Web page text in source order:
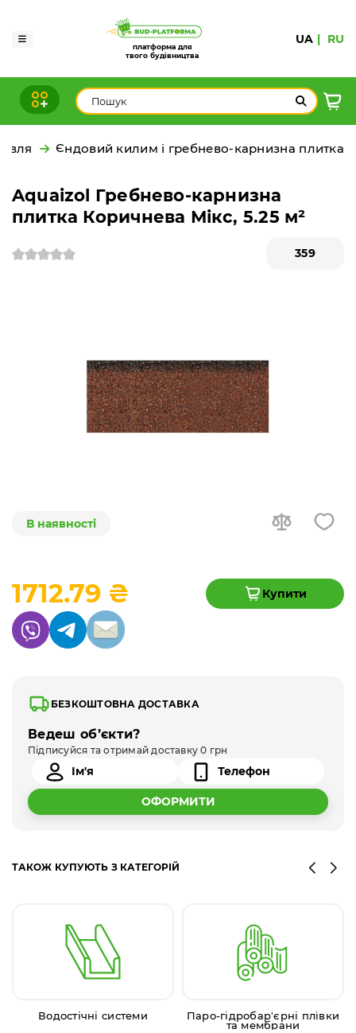
платформа для
твого будівництва
UA RU
Єндовий килим і гребнево-карнизна плитка
Aquaizol Гребнево-карнизна
плитка Коричнева Мікс, 5.25 м²
359
В наявності
1712.79 ₴ Купити
БЕЗКОШТОВНА ДОСТАВКА
Ведеш об’єкти?
Підписуйся та отримай доставку 0 грн
ОФОРМИТИ
ТАКОЖ КУПУЮТЬ З КАТЕГОРІЙ
Водостічні системи Паро-гідробар'єрні плівки
та мембрани